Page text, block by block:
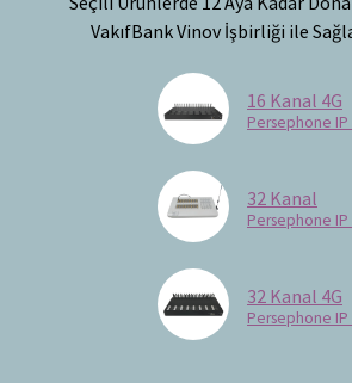
Sepet
Bayilik Başvurusu
VakıfBank Vinov İşbirliği ile
16 Kanal 4G
Persephone IP
32 Kanal
Persephone IP
32 Kanal 4G
Persephone IP